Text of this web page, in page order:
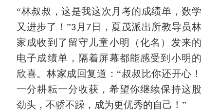
“林叔叔，这是我这次月考的成绩单，数学
又进步了！”3 月 7 日，夏茂派出所教导员林
家成收到了留守儿童小明（化名）发来的
电子成绩单，隔着屏幕都能感受到小明的
欣喜。林家成回复道：“叔叔比你还开心！
一分耕耘一分收获，希望你继续保持这股
劲头，不骄不躁，成为更优秀的自己！”